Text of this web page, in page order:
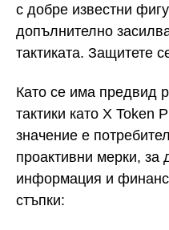
с добре известни
допълнително
тактиката. Защитете
Като се има предвид
тактики като X Token
значение е
проактивни мерки, за
информация и
стъпки: